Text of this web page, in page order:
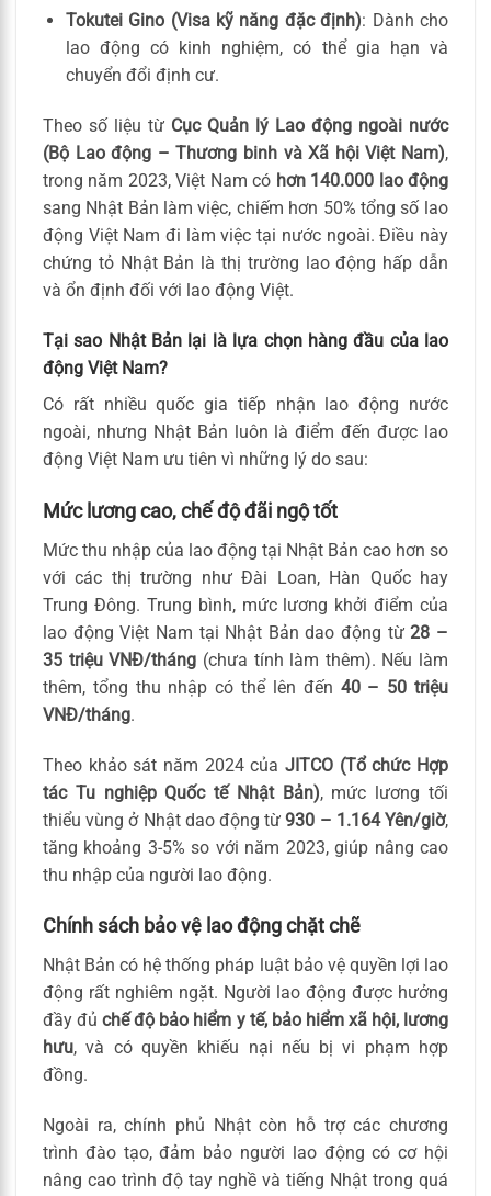
Tokutei Gino (Visa kỹ năng đặc định): Dành cho
lao động có kinh nghiệm, có thể gia hạn và
chuyển đổi định cư.
Theo số liệu từ Cục Quản lý Lao động ngoài nước
(Bộ Lao động – Thương binh và Xã hội Việt Nam),
trong năm 2023, Việt Nam có hơn 140.000 lao động
sang Nhật Bản làm việc, chiếm hơn 50% tổng số lao
động Việt Nam đi làm việc tại nước ngoài. Điều này
chứng tỏ Nhật Bản là thị trường lao động hấp dẫn
và ổn định đối với lao động Việt.
Tại sao Nhật Bản lại là lựa chọn hàng đầu của lao
động Việt Nam?
Có rất nhiều quốc gia tiếp nhận lao động nước
ngoài, nhưng Nhật Bản luôn là điểm đến được lao
động Việt Nam ưu tiên vì những lý do sau:
Mức lương cao, chế độ đãi ngộ tốt
Mức thu nhập của lao động tại Nhật Bản cao hơn so
với các thị trường như Đài Loan, Hàn Quốc hay
Trung Đông. Trung bình, mức lương khởi điểm của
lao động Việt Nam tại Nhật Bản dao động từ28 –
35 triệu VNĐ/tháng (chưa tính làm thêm). Nếu làm
thêm, tổng thu nhập có thể lên đến 40 – 50 triệu
VNĐ/tháng.
Theo khảo sát năm 2024 của JITCO (Tổ chức Hợp
tác Tu nghiệp Quốc tế Nhật Bản), mức lương tối
thiểu vùng ở Nhật dao động từ930 – 1.164 Yên/giờ,
tăng khoảng 3-5% so với năm 2023, giúp nâng cao
thu nhập của người lao động.
Chính sách bảo vệ lao động chặt chẽ
Nhật Bản có hệ thống pháp luật bảo vệ quyền lợi lao
động rất nghiêm ngặt. Người lao động được hưởng
đầy đủchế độ bảo hiểm y tế, bảo hiểm xã hội, lương
hưu, và có quyền khiếu nại nếu bị vi phạm hợp
đồng.
Ngoài ra, chính phủ Nhật còn hỗ trợ các chương
trình đào tạo, đảm bảo người lao động có cơ hội
nâng cao trình độ tay nghề và tiếng Nhật trong quá